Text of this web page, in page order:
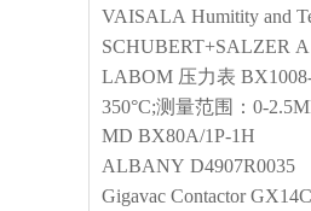
VAISALA Humitity and
SCHUBERT+SALZER
LABOM 压力表
350°C;测量范围：0-
MD BX80A/1P-1H
ALBANY D4907R0035
Gigavac Contactor